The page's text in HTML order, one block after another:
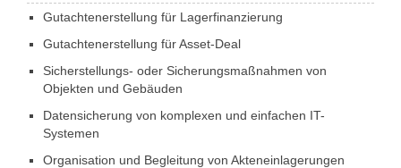
Gutachtenerstellung für Lagerfinanzierung
Gutachtenerstellung für Asset-Deal
Sicherstellungs- oder Sicherungsmaßnahmen von
Objekten und Gebäuden
Datensicherung von komplexen und einfachen IT-
Systemen
Organisation und Begleitung von Akteneinlager­ungen